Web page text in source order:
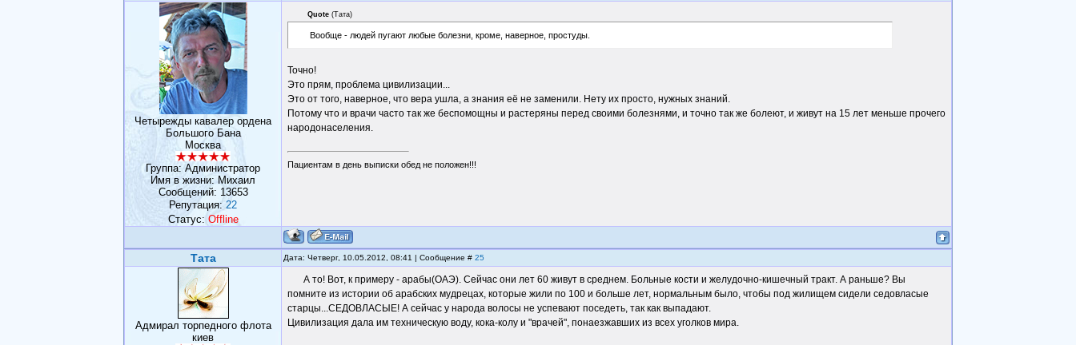
Четырежды кавалер ордена
Большого Бана
Москва
Группа: Администратор
Имя в жизни: Михаил
Сообщений: 13653
Репутация: 22
Статус: Offline
Quote (Тата)
Вообще - людей пугают любые болезни, кроме, наверное, простуды.
Точно!
Это прям, проблема цивилизации...
Это от того, наверное, что вера ушла, а знания её не заменили. Нету их просто, нужных знаний.
Потому что и врачи часто так же беспомощны и растеряны перед своими болезнями, и точно так же болеют, и живут на 15 лет меньше прочего
народонаселения.
Пациентам в день выписки обед не положен!!!
Тата Дата: Четверг, 10.05.2012, 08:41 | Сообщение # 25
Адмирал торпедного флота
киев
А то! Вот, к примеру - арабы(ОАЭ). Сейчас они лет 60 живут в среднем. Больные кости и желудочно-кишечный тракт. А раньше? Вы
помните из истории об арабских мудрецах, которые жили по 100 и больше лет, нормальным было, чтобы под жилищем сидели седовласые
старцы...СЕДОВЛАСЫЕ! А сейчас у народа волосы не успевают поседеть, так как выпадают.
Цивилизация дала им техническую воду, кока-колу и "врачей", понаезжавших из всех уголков мира.